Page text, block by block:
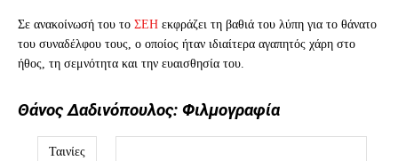
Σε ανακοίνωσή του το ΣΕΗ εκφράζει τη βαθιά του λύπη για το θάνατο
του συναδέλφου τους, ο οποίος ήταν ιδιαίτερα αγαπητός χάρη στο
ήθος, τη σεμνότητα και την ευαισθησία του.
Θάνος Δαδινόπουλος: Φιλμογραφία
Ταινίες